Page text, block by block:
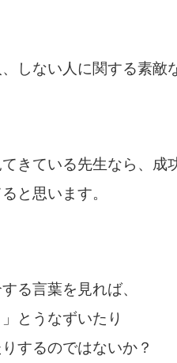
しない人に関する素敵
きている先生なら、成
と思います。
る言葉を見れば、
とうなずいたり
するのではないか？